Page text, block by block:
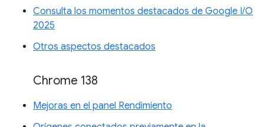
Consulta los momentos destacados de Google I/O
2025
Otros aspectos destacados
Chrome 138
Mejoras en el panel Rendimiento